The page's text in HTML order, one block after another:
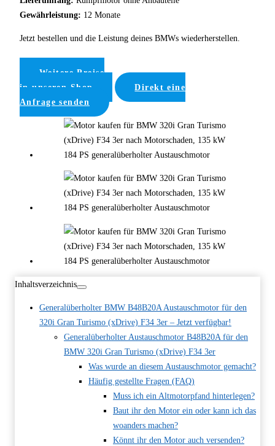
Gewährleistung: 12 Monate
Jetzt bestellen und die Leistung deines BMWs wiederherstellen.
Weitere Preise
in unseren Shop
Direkt eine
Anfrage senden
Inhaltsverzeichnis
Generalüberholter BMW B48B20A Austauschmotor für den
320i Gran Turismo (xDrive) F34 3er – Jetzt verfügbar!
Generalüberholter Austauschmotor B48B20A für den
BMW 320i Gran Turismo (xDrive) F34 3er
Was wurde an diesem Austauschmotor gemacht?
Häufig gestellte Fragen (FAQ)
Muss ich ein Altmotorpfand hinterlegen?
Baut ihr den Motor ein oder kann ich das
woanders machen?
Könnt ihr den Motor auch versenden?